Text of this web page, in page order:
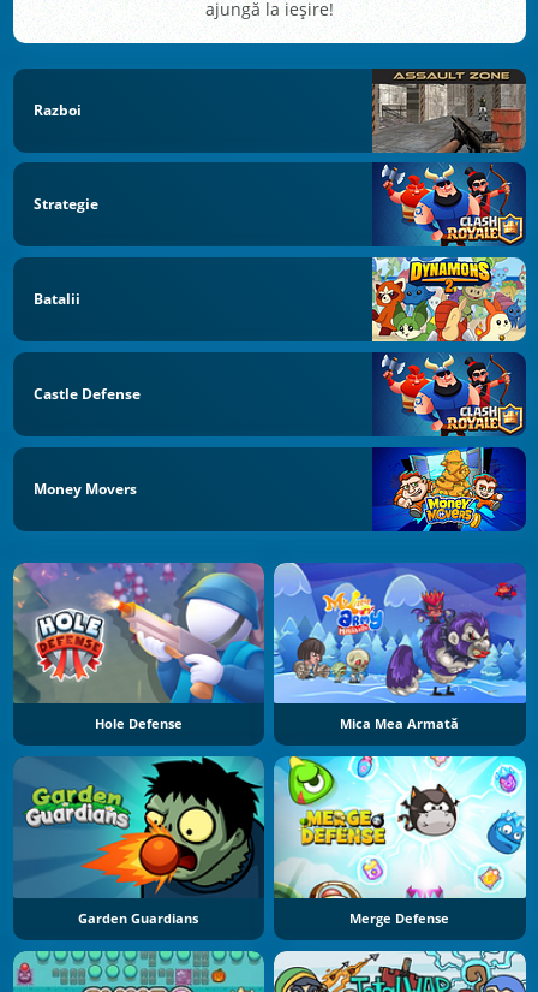
ajungă la ieșire!
Razboi
Strategie
Batalii
Castle Defense
Money Movers
Hole Defense Mica Mea Armată
Garden Guardians Merge Defense